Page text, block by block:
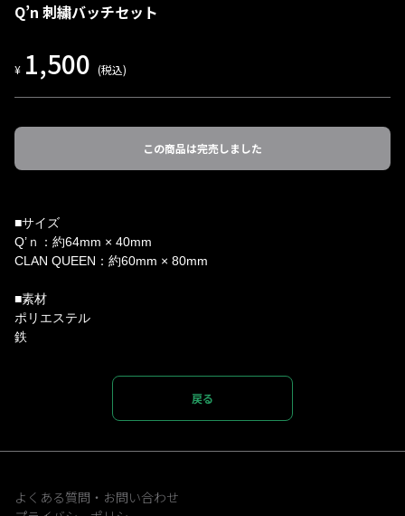
Q’n 刺繍バッチセット
¥ 1,500 (税込)
この商品は完売しました
■サイズ
Q’ｎ：約64mm × 40mm
CLAN QUEEN：約60mm × 80mm
■素材
ポリエステル
鉄
戻る
よくある質問・お問い合わせ